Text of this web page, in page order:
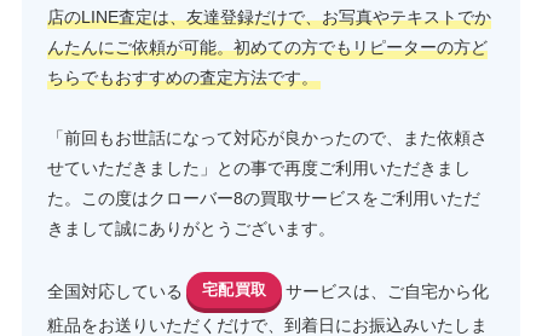
店のLINE査定は、友達登録だけで、お写真やテキストでか
んたんにご依頼が可能。初めての方でもリピーターの方ど
ちらでもおすすめの査定方法です。
「前回もお世話になって対応が良かったので、また依頼さ
せていただきました」との事で再度ご利用いただきまし
た。この度はクローバー8の買取サービスをご利用いただ
きまして誠にありがとうございます。
全国対応している 宅配買取
サービスは、ご自宅から化
粧品をお送りいただくだけで、到着日にお振込みいたしま